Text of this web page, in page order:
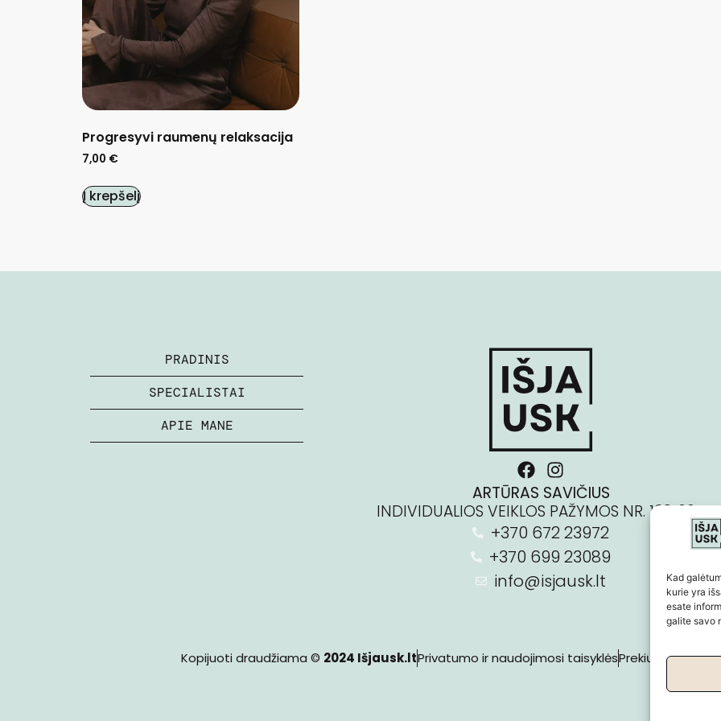
Kad
kurie yra
esate
galite savo
Progresyvi raumenų relaksacija
7,00 €
Į krepšelį
PRADINIS
SPECIALISTAI
APIE MANE
ARTŪRAS SAVIČIUS
INDIVIDUALIOS VEIKLOS PAŽYMOS NR. 1381604
+370 672 23972
+370 699 23089
info@isjausk.lt
Kopijuoti draudžiama © 2024 Išjausk.ltPrivatumo ir naudojimosi taisyklėsPrekių